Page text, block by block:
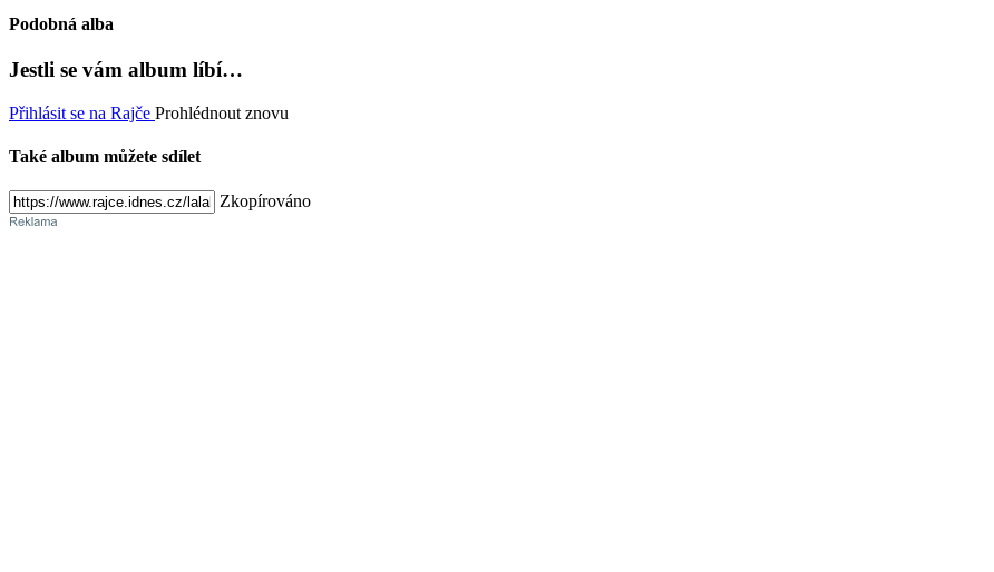
Podobná alba
Jestli se vám album líbí…
Přihlásit se na Rajče Prohlédnout znovu
Také album můžete sdílet
Zkopírováno